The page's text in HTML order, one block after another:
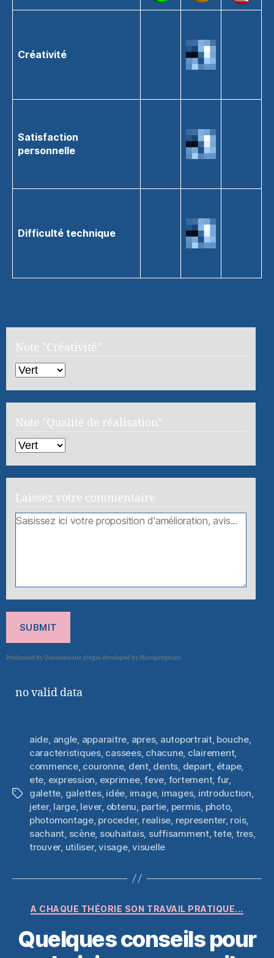
Créativité
Satisfaction
personnelle
Difficulté technique
Note "Créativité"
Note "Qualité de réalisation"
Laissez votre commentaire
SUBMIT
no valid data
Étiquettes
aide angle apparaitre apres, autoportrait, bouche,
caracteristiques, cassees, chacune, clairement,
commence, couronne, dent, dents depart étape,
ete expression exprimee,feve fortement, fur,
galette galettes, idée image, images, introduction
jeter, large, lever, obtenu partie permis photo,
photomontage, proceder, realise representer, rois,
sachant scène, souhaitais, suffisamment,tete, tres,
trouver, utiliser,visage,visuelle
Catégories
A CHAQUE THÉORIE SON TRAVAIL PRATIQUE...
Quelques conseils pour